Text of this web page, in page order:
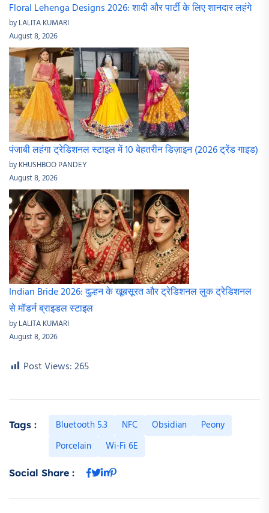
Floral Lehenga Designs 2026: शादी और पार्टी के लिए शानदार लहंगे
by LALITA KUMARI
August 8, 2026
पंजाबी लहंगा ट्रेडिशनल स्टाइल में 10 बेहतरीन डिज़ाइन (2026 ट्रेंड गाइड)
by KHUSHBOO PANDEY
August 8, 2026
Indian Bride 2026: दुल्हन के खूबसूरत और ट्रेडिशनल लुक ट्रेडिशनल
से मॉडर्न ब्राइडल स्टाइल
by LALITA KUMARI
August 8, 2026
Post Views:265
Tags : Bluetooth 5.3 NFC Obsidian
Peony
Porcelain
Wi-Fi 6E
Social Share :